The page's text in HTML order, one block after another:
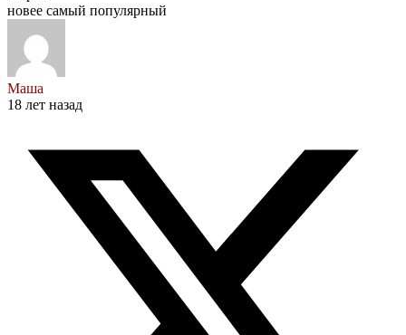
новее самый популярный
Маша
18 лет назад